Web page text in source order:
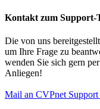
Kontakt zum Support-
Die von uns
um Ihre Frage zu
wenden Sie sich gern
Anliegen!
Mail an CVPnet Support